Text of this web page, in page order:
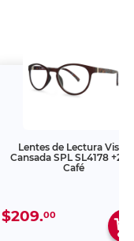
Lentes de Lectura Vista
Cansada SPL SL4178
Café
$209.00